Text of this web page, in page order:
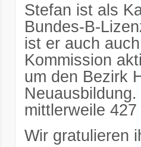
Stefan ist als
Bundes-B-
ist er auch
Kommission
um den Bezirk
mittlerweile
Wir gratulieren